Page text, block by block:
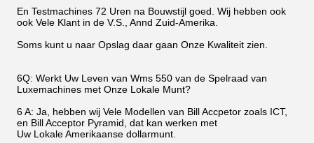
En Testmachines 72 Uren na Bouwstijl goed. Wij hebben ook
ook Vele Klant in de V.S., Annd Zuid-Amerika.
Soms kunt u naar Opslag daar gaan Onze Kwaliteit zien.
6Q: Werkt Uw Leven van Wms 550 van de Spelraad van
Luxemachines met Onze Lokale Munt?
6 A: Ja, hebben wij Vele Modellen van Bill Accpetor zoals ICT,
en Bill Acceptor Pyramid, dat kan werken met
Uw Lokale Amerikaanse dollarmunt.